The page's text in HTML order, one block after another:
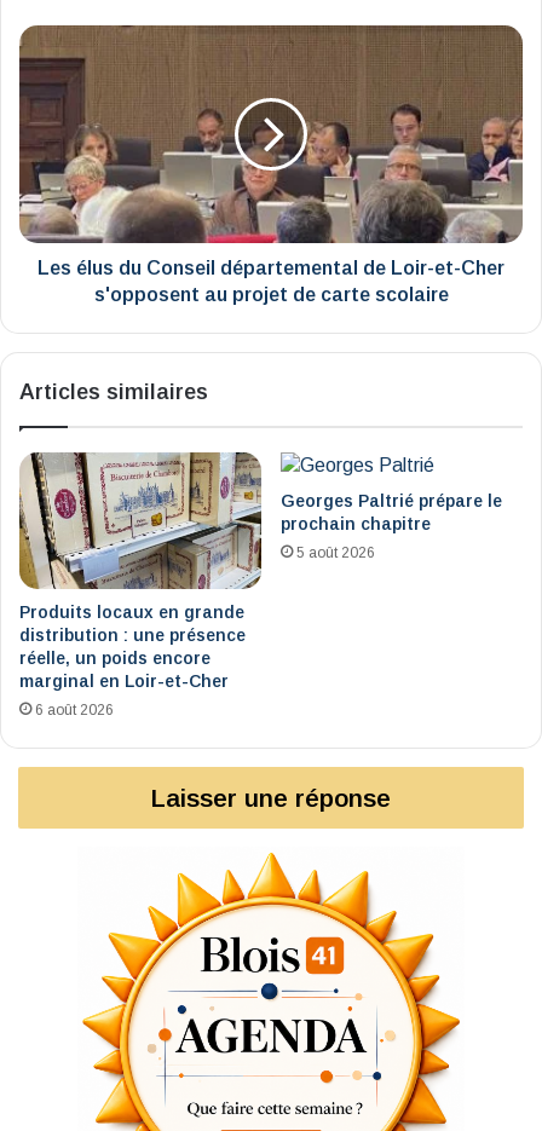
Les
élus
du
départemental
de
Loir-
et-
Cher
s'opposent
scolaire
Les élus du Conseil départemental de Loir-et-Cher
s'opposent au projet de carte scolaire
Articles similaires
Produits locaux en grande
distribution : une présence
réelle, un poids encore
marginal en Loir-et-Cher
6 août 2026
Georges Paltrié prépare le
prochain chapitre
5 août 2026
Laisser une réponse